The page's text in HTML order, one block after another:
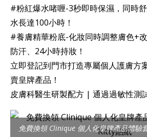
#粉紅爆水啫喱-3秒即時保濕，同時
水長達100小時！
#養膚精華粉底-化妝同時調整膚色+
防汗、24小時持妝！
立即登記到門市打造專屬個人護膚方
賣皇牌產品！
皮膚科醫生研製配方 | 通過過敏性測
免費換領 Clinique 個人化皇牌產品體驗